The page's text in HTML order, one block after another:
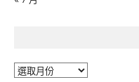
彙